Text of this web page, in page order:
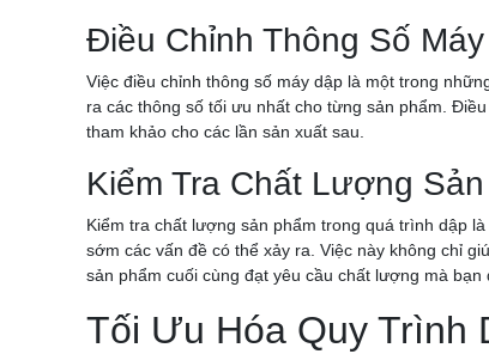
Điều Chỉnh Thông Số
Việc điều chỉnh thông số máy dập là một trong
ra các thông số tối ưu nhất cho từng sản phẩm.
tham khảo cho các lần sản xuất sau.
Kiểm Tra Chất Lượng
Kiểm tra chất lượng sản phẩm trong quá trình dập
sớm các vấn đề có thể xảy ra. Việc này không chỉ
sản phẩm cuối cùng đạt yêu cầu chất lượng mà bạn
Tối Ưu Hóa Quy Trình